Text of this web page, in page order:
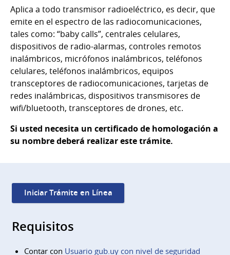
Aplica a todo transmisor radioeléctrico, es decir, que
emite en el espectro de las radiocomunicaciones,
tales como: “baby calls”, centrales celulares,
dispositivos de radio-alarmas, controles remotos
inalámbricos, micrófonos inalámbricos, teléfonos
celulares, teléfonos inalámbricos, equipos
transceptores de radiocomunicaciones, tarjetas de
redes inalámbricas, dispositivos transmisores de
wifi/bluetooth, transceptores de drones, etc.
Si usted necesita un certificado de homologación a
su nombre deberá realizar este trámite.
Iniciar Trámite en Línea
Requisitos
Contar con Usuario gub.uy con nivel de seguridad